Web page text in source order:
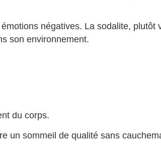
négatives. La sodalite, plutôt
son environnement.
du corps.
un sommeil de qualité sans